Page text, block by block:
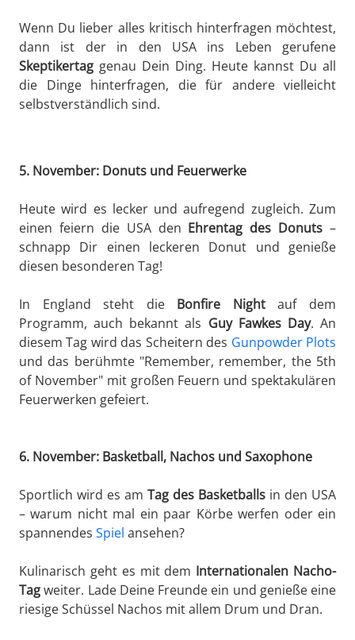
Wenn Du lieber alles kritisch hinterfragen möchtest,
dann ist der in den USA ins Leben gerufene
Skeptikertag genau Dein Ding. Heute kannst Du all
die Dinge hinterfragen, die für andere vielleicht
selbstverständlich sind.
5. November: Donuts und Feuerwerke
Heute wird es lecker und aufregend zugleich. Zum
einen feiern die USA den Ehrentag des Donuts –
schnapp Dir einen leckeren Donut und genieße
diesen besonderen Tag!
In England steht die Bonfire Nightauf dem
Programm, auch bekannt als Guy Fawkes Day. An
diesem Tag wird das Scheitern des Gunpowder Plots
und das berühmte "Remember, remember, the 5th
of November" mit großen Feuern und spektakulären
Feuerwerken gefeiert.
6. November: Basketball, Nachos und Saxophone
Sportlich wird es am Tag des Basketballs in den USA
– warum nicht mal ein paar Körbe werfen oder ein
spannendes Spiel ansehen?
Kulinarisch geht es mit dem Internationalen Nacho-
Tagweiter. Lade Deine Freunde ein und genieße eine
riesige Schüssel Nachos mit allem Drum und Dran.